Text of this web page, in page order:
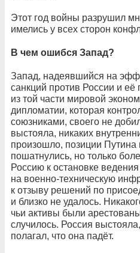
Этот год войны разрушил
имелись у всех сторон
В чем ошибся Запад?
Запад, надеявшийся на
санкций против России и её
из той части мировой
дипломатии, которая
союзниками, своего не
выстояла, никаких
произошло, позиции Путина
пошатнулись, но только
Россию к остановке
на военно-техническую
к отзыву решений по
и близко не удалось.
чьи активы были
случилось. Россия
полагал, что она падёт.